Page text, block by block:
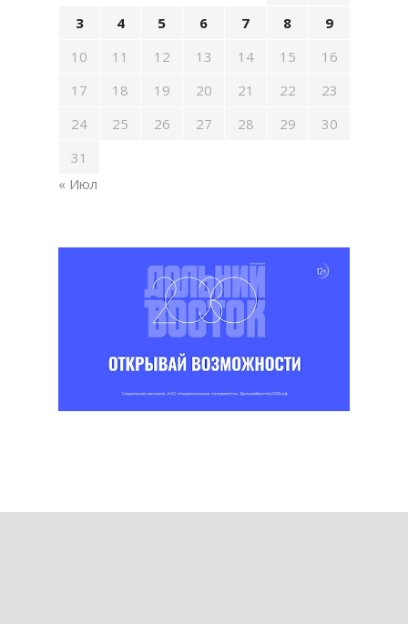
3
4 5 6 7 8
9
10
11 12 13 14 15
16
17
18 19 20 21 22
23
24
25 26 27 28 29
30
31
« Июл